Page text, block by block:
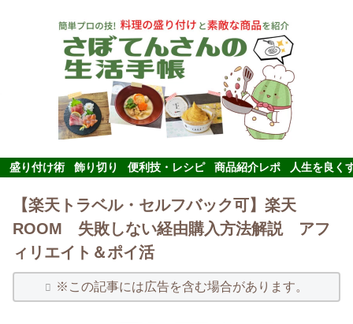
盛り付け術 飾り切り 便利技・レシピ 商品紹介レポ 人生を良く
【楽天トラベル・セルフバック可】楽天
ROOM 失敗しない経由購入方法解説 アフ
ィリエイト＆ポイ活
※この記事には広告を含む場合があります。